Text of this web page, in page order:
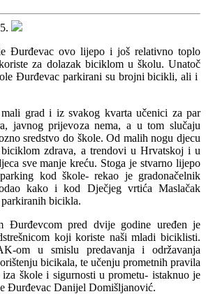
Đurđevac ovo lijepo i još relativno toplo
za dolazak biciklom u školu. Unatoč
Đurđevac parkirani su brojni bicikli, ali i
grad i iz svakog kvarta učenici za par
javnog prijevoza nema, a u tom slučaju
sredstvo do škole. Od malih nogu djecu
zdrava, a trendovi u Hrvatskoj i u
sve manje kreću. Stoga je stvarno lijepo
kod škole- rekao je gradonačelnik
kako i kod Dječjeg vrtića Maslačak
bicikla.
Đurđevcom pred dvije godine uređen je
koji koriste naši mladi biciklisti.
om u smislu predavanja i održavanja
bicikala, te učenju prometnih pravila
škole i sigurnosti u prometu- istaknuo je
Đurđevac Danijel Domišljanović.